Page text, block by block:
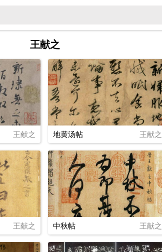
王献之
王献之 地黄汤帖 王献之
王献之 中秋帖 王献之